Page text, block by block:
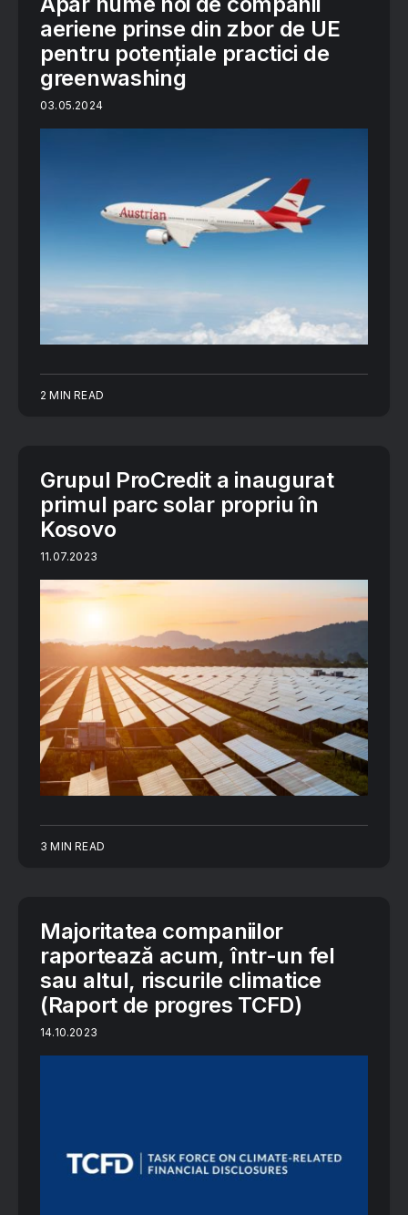
aeriene prinse din zbor de UE
pentru potențiale practici de
greenwashing
03.05.2024
2 MIN READ
Grupul ProCredit a inaugurat
primul parc solar propriu în
Kosovo
11.07.2023
3 MIN READ
Majoritatea companiilor
raportează acum, într-un fel
sau altul, riscurile climatice
(Raport de progres TCFD)
14.10.2023